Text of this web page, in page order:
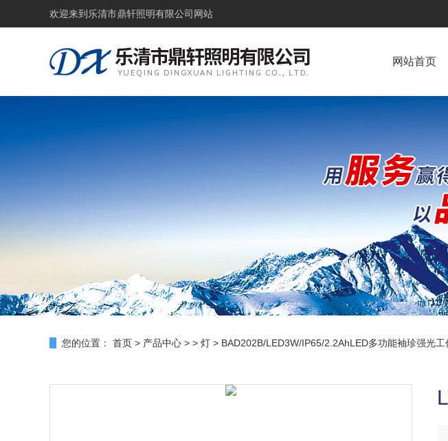
欢迎来到 乐清市鼎轩照明有限公司网站
网站首页
您的位置： 首页 > 产品中心 > > 灯 > BAD202B/LED3W/IP65/2.2AhLED多功能袖珍强光